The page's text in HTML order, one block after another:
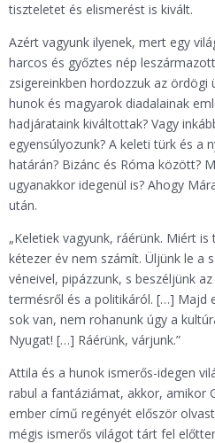
tiszteletet és elismerést is kivált.
Azért vagyunk ilyenek, mert egy
harcos és győztes nép
zsigereinkben hordozzuk az ördögi
hunok és magyarok diadalainak
hadjárataink kiváltottak? Vagy
egyensúlyozunk? A keleti türk és a
határán? Bizánc és Róma között?
ugyanakkor idegenül is? Ahogy
után.
„Keletiek vagyunk, ráérünk. Miért
kétezer év nem számít. Üljünk le a
véneivel, pipázzunk, s beszéljünk
termésről és a politikáról. […] Majd
sok van, nem rohanunk úgy a
Nyugat! […] Ráérünk, várjunk.”
Attila és a hunok ismerős-idegen
rabul a fantáziámat, akkor, amikor
ember című regényét először
mégis ismerős világot tárt fel